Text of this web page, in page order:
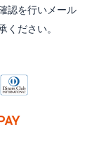
認を行いメール
ださい。